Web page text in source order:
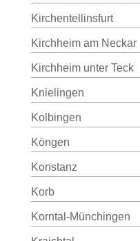
Kirchentellinsfurt
Kirchheim am Neckar
Kirchheim unter Teck
Knielingen
Kolbingen
Köngen
Konstanz
Korb
Korntal-Münchingen